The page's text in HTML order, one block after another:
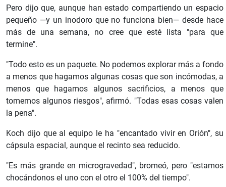
Pero dijo que, aunque han estado compartiendo un espacio
pequeño —y un inodoro que no funciona bien— desde hace
más de una semana, no cree que esté lista "para que
termine".
"Todo esto es un paquete. No podemos explorar más a fondo
a menos que hagamos algunas cosas que son incómodas, a
menos que hagamos algunos sacrificios, a menos que
tomemos algunos riesgos", afirmó. "Todas esas cosas valen
la pena".
Koch dijo que al equipo le ha "encantado vivir en Orión", su
cápsula espacial, aunque el recinto sea reducido.
"Es más grande en microgravedad", bromeó, pero "estamos
chocándonos el uno con el otro el 100% del tiempo".